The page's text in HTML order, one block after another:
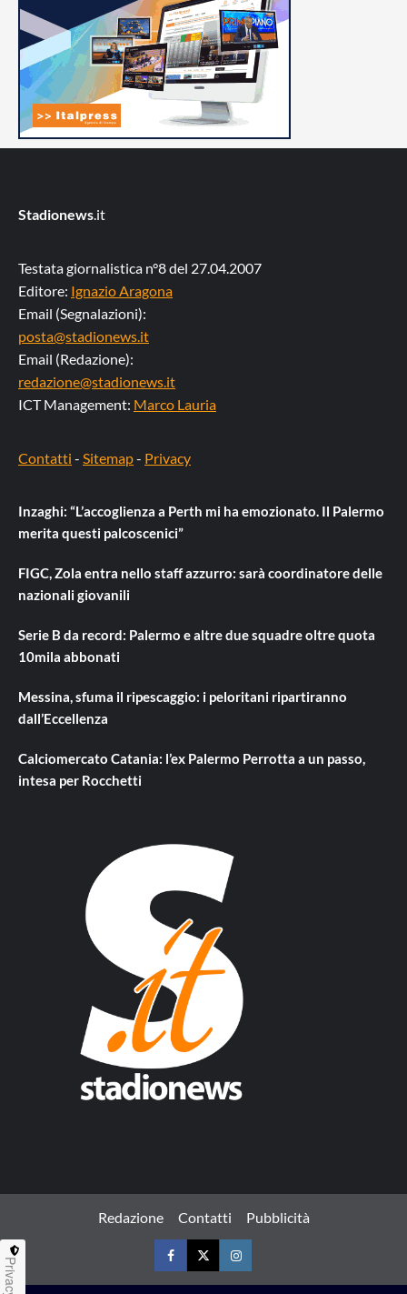
Stadionews.it
Testata giornalistica n°8 del 27.04.2007
Editore: Ignazio Aragona
Email (Segnalazioni):
posta@stadionews.it
Email (Redazione):
redazione@stadionews.it
ICT Management: Marco Lauria
Contatti - Sitemap- Privacy
Inzaghi: “L’accoglienza a Perth mi ha emozionato. Il Palermo
merita questi palcoscenici”
FIGC, Zola entra nello staff azzurro: sarà coordinatore delle
nazionali giovanili
Serie B da record: Palermo e altre due squadre oltre quota
10mila abbonati
Messina, sfuma il ripescaggio: i peloritani ripartiranno
dall’Eccellenza
Calciomercato Catania: l’ex Palermo Perrotta a un passo,
intesa per Rocchetti
Redazione Contatti Pubblicità
FacebookTwitterInstagram
Privacy